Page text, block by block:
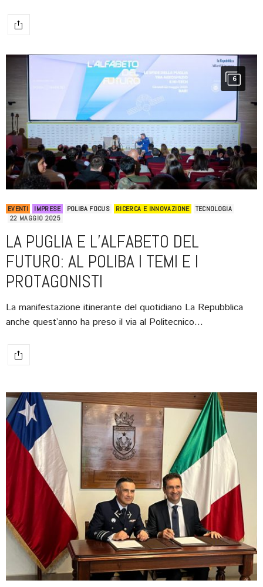
6
EVENTI IMPRESE POLIBA FOCUS RICERCA E INNOVAZIONE
TECNOLOGIA
22 MAGGIO 2025
LA PUGLIA E L’ALFABETO DEL
FUTURO: AL POLIBA I TEMI E I
PROTAGONISTI
La manifestazione itinerante del quotidiano La Repubblica
anche quest’anno ha preso il via al Politecnico…